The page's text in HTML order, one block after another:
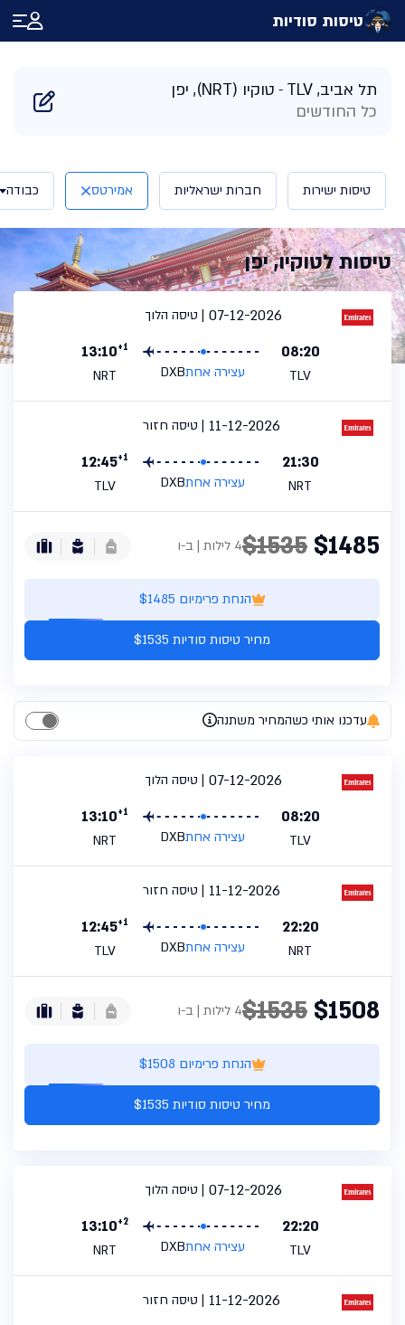
טיסות סודיות
תל אביב, TLV
טוקיו (NRT), יפן
כל החודשים
טיסות ישירות חברות ישראליות אמירטס כבודה
טיסות לטוקיו, יפן
טיסה הלוך
07-12-2026
08:20
TLV עצירה אחתDXB
13:10+1
NRT
טיסה חזור
11-12-2026
21:30
NRT עצירה אחתDXB
12:45+1
TLV
$1485
$15354 לילות | ב-ו
הנחת פרימיום $1485
מחיר טיסות סודיות $1535
עדכנו אותי כשהמחיר משתנה
טיסה הלוך
07-12-2026
08:20
TLV עצירה אחתDXB
13:10+1
NRT
טיסה חזור
11-12-2026
22:20
NRT עצירה אחתDXB
12:45+1
TLV
$1508
$15354 לילות | ב-ו
הנחת פרימיום $1508
מחיר טיסות סודיות $1535
טיסה הלוך
07-12-2026
22:20
TLV עצירה אחתDXB
13:10+2
NRT
טיסה חזור
11-12-2026